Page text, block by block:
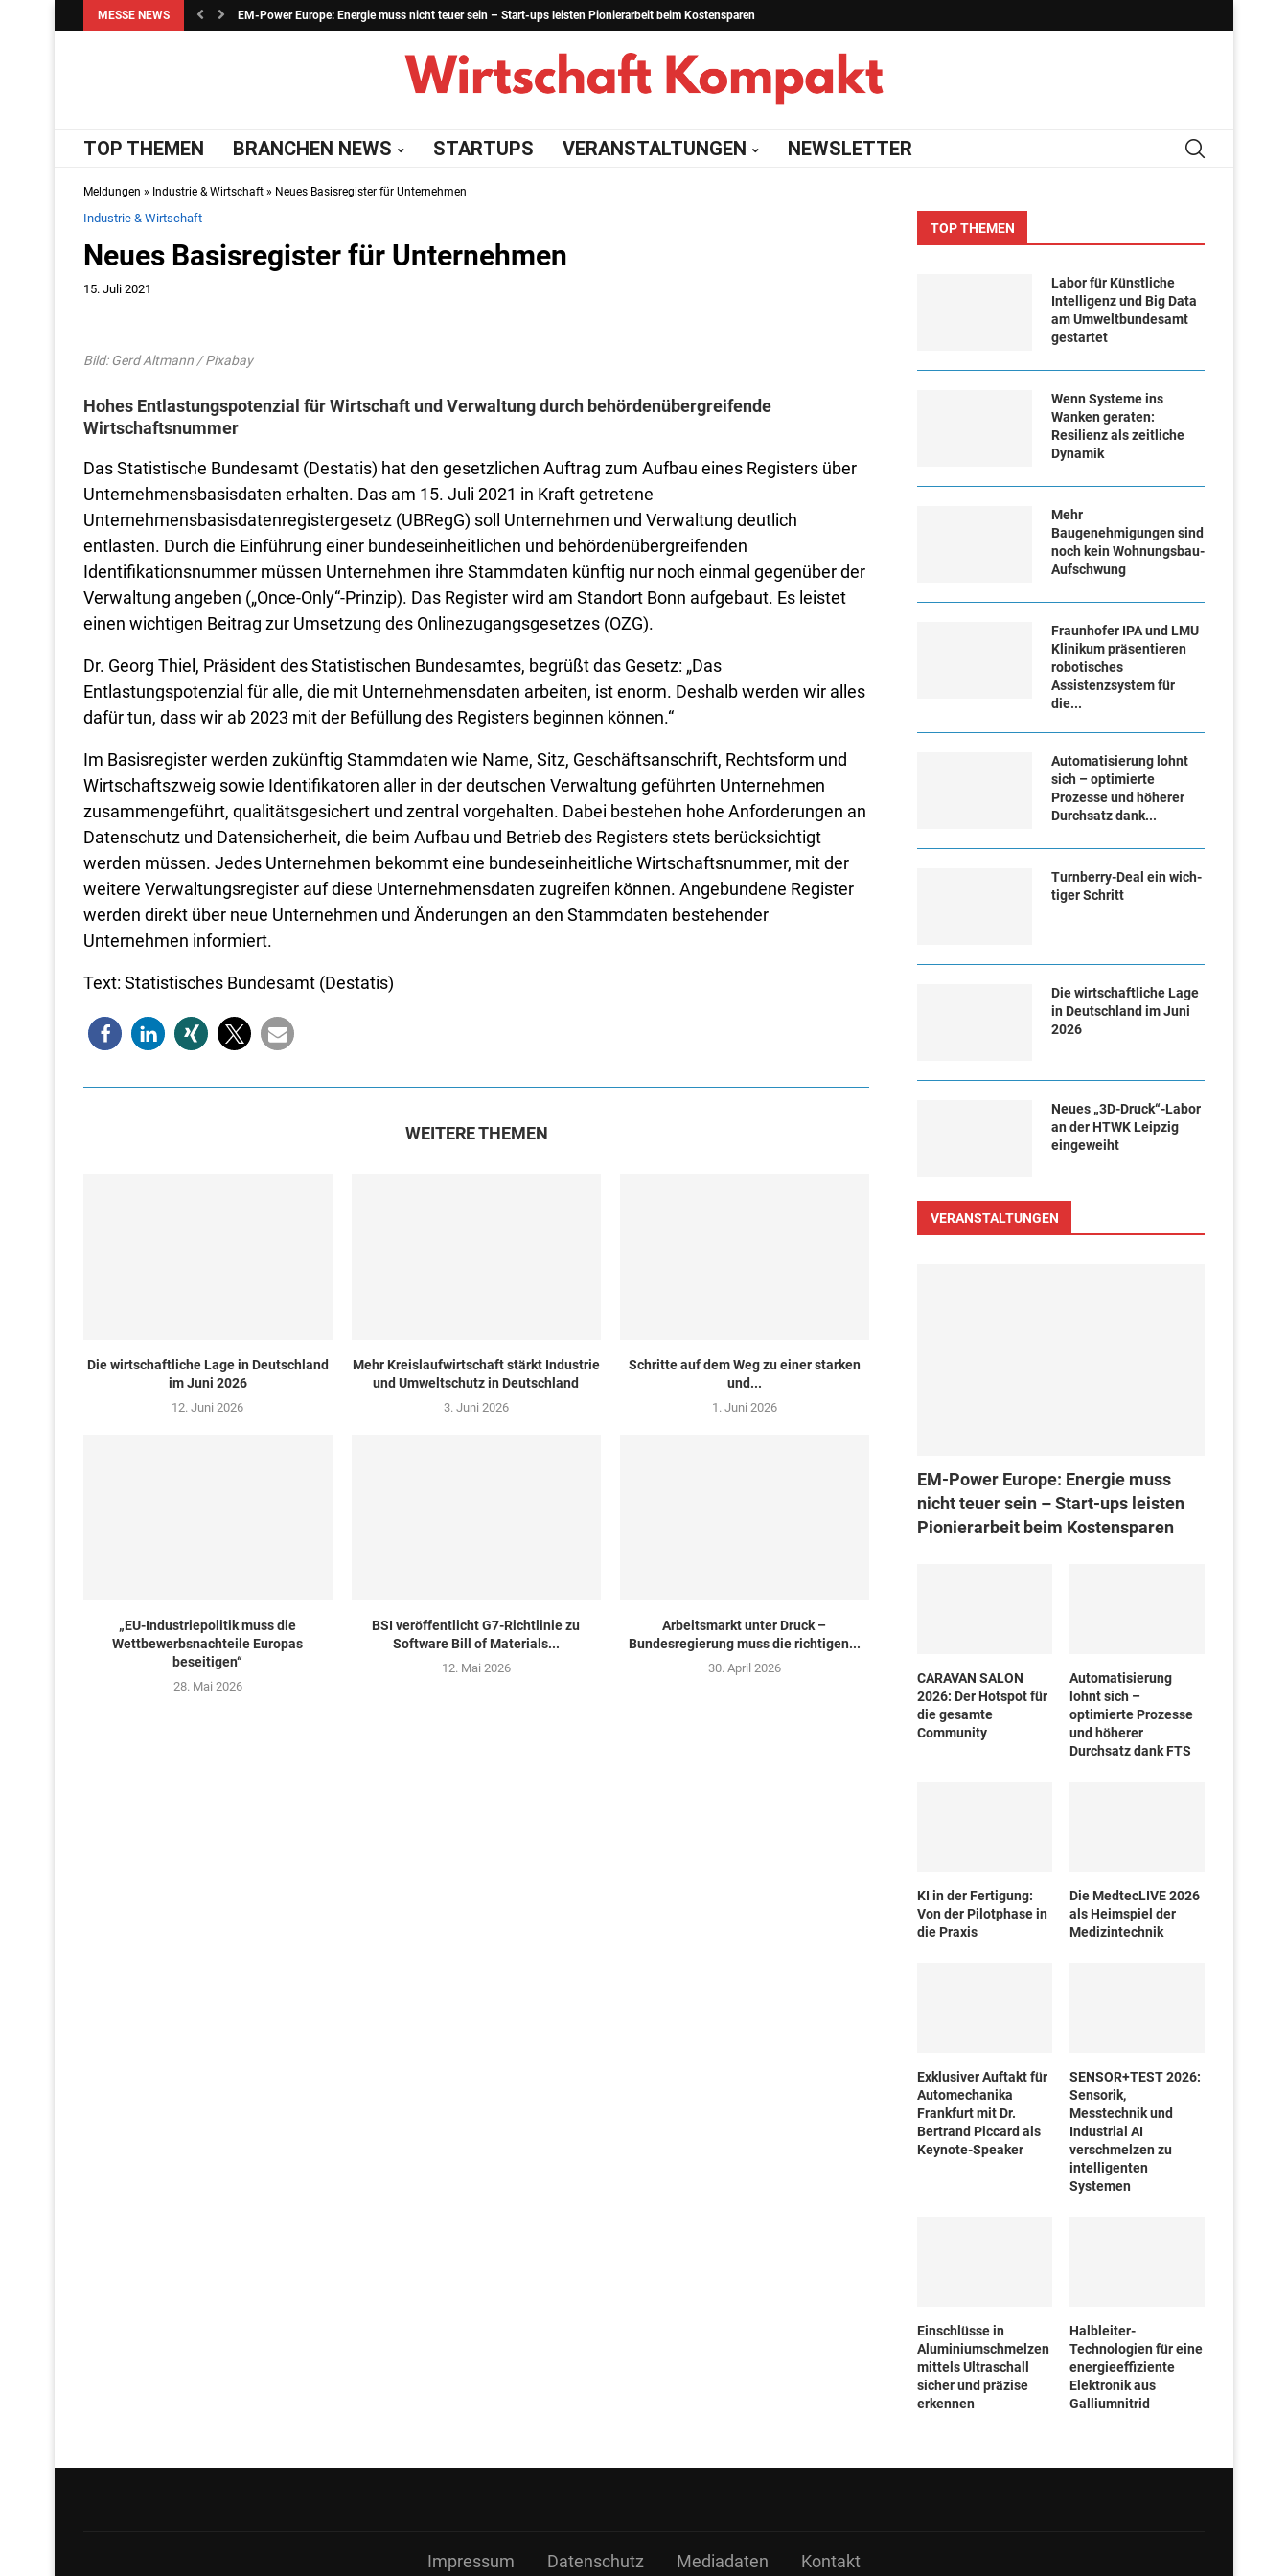
MESSE NEWS EM-Power Europe: Energie muss nicht teuer sein – Start-ups leisten Pionierarbeit beim Kostensparen
TOP THEMEN BRANCHEN NEWS STARTUPS VERANSTALTUNGEN NEWSLETTER
Meldungen » Industrie & Wirtschaft » Neues Basisregister für Unternehmen
Industrie & Wirtschaft
Neues Basisregister für Unternehmen
15. Juli 2021
Bild: Gerd Altmann / Pixabay
Hohes Entlastungspotenzial für Wirtschaft und Verwaltung durch behördenübergreifende
Wirtschaftsnummer
Das Statistische Bundesamt (Destatis) hat den gesetzlichen Auftrag zum Aufbau eines Registers über
Unternehmensbasisdaten erhalten. Das am 15. Juli 2021 in Kraft getretene
Unternehmensbasisdatenregistergesetz (UBRegG) soll Unternehmen und Verwaltung deutlich
entlasten. Durch die Einführung einer bundeseinheitlichen und behördenübergreifenden
Identifikationsnummer müssen Unternehmen ihre Stammdaten künftig nur noch einmal gegenüber der
Verwaltung angeben („Once-Only“-Prinzip). Das Register wird am Standort Bonn aufgebaut. Es leistet
einen wichtigen Beitrag zur Umsetzung des Onlinezugangsgesetzes (OZG).
Dr. Georg Thiel, Präsident des Statistischen Bundesamtes, begrüßt das Gesetz: „Das
Entlastungspotenzial für alle, die mit Unternehmensdaten arbeiten, ist enorm. Deshalb werden wir alles
dafür tun, dass wir ab 2023 mit der Befüllung des Registers beginnen können.“
Im Basisregister werden zukünftig Stammdaten wie Name, Sitz, Geschäftsanschrift, Rechtsform und
Wirtschaftszweig sowie Identifikatoren aller in der deutschen Verwaltung geführten Unternehmen
zusammengeführt, qualitätsgesichert und zentral vorgehalten. Dabei bestehen hohe Anforderungen an
Datenschutz und Datensicherheit, die beim Aufbau und Betrieb des Registers stets berücksichtigt
werden müssen. Jedes Unternehmen bekommt eine bundeseinheitliche Wirtschaftsnummer, mit der
weitere Verwaltungsregister auf diese Unternehmensdaten zugreifen können. Angebundene Register
werden direkt über neue Unternehmen und Änderungen an den Stammdaten bestehender
Unternehmen informiert.
Text: Statistisches Bundesamt (Destatis)
WEITERE THEMEN
Die wirtschaftliche Lage in Deutschland
im Juni 2026
12. Juni 2026
Mehr Kreislaufwirtschaft stärkt Industrie
und Umweltschutz in Deutschland
3. Juni 2026
Schritte auf dem Weg zu einer starken
und...
1. Juni 2026
„EU-Industriepolitik muss die
Wettbewerbsnachteile Europas
beseitigen“
28. Mai 2026
BSI veröffentlicht G7-Richtlinie zu
Software Bill of Materials...
12. Mai 2026
Arbeitsmarkt unter Druck –
Bundesregierung muss die richtigen...
30. April 2026
TOP THEMEN
Labor für Künstliche
Intelligenz und Big Data
am Umweltbundesamt
gestartet
Wenn Systeme ins
Wanken geraten:
Resilienz als zeitliche
Dynamik
Mehr
Baugenehmigungen sind
noch kein Wohnungsbau-
Aufschwung
Fraunhofer IPA und LMU
Klinikum präsentieren
robotisches
Assistenzsystem für
die...
Automatisierung lohnt
sich – optimierte
Prozesse und höherer
Durchsatz dank...
Turn­ber­ry-Deal ein wich­
ti­ger Schritt
Die wirtschaftliche Lage
in Deutschland im Juni
2026
Neues „3D-Druck“-Labor
an der HTWK Leipzig
eingeweiht
VERANSTALTUNGEN
EM-Power Europe: Energie muss
nicht teuer sein – Start-ups leisten
Pionierarbeit beim Kostensparen
CARAVAN SALON
2026: Der Hotspot für
die gesamte
Community
Automatisierung
lohnt sich –
optimierte Prozesse
und höherer
Durchsatz dank FTS
KI in der Fertigung:
Von der Pilotphase in
die Praxis
Die MedtecLIVE 2026
als Heimspiel der
Medizintechnik
Exklusiver Auftakt für
Automechanika
Frankfurt mit Dr.
Bertrand Piccard als
Keynote-Speaker
SENSOR+TEST 2026:
Sensorik,
Messtechnik und
Industrial AI
verschmelzen zu
intelligenten
Systemen
Einschlüsse in
Aluminiumschmelzen
mittels Ultraschall
sicher und präzise
erkennen
Halbleiter-
Technologien für eine
energieeffiziente
Elektronik aus
Galliumnitrid
Impressum Datenschutz Mediadaten Kontakt